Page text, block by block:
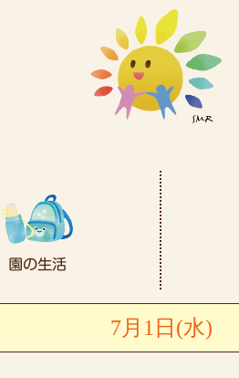
7月1日(水)